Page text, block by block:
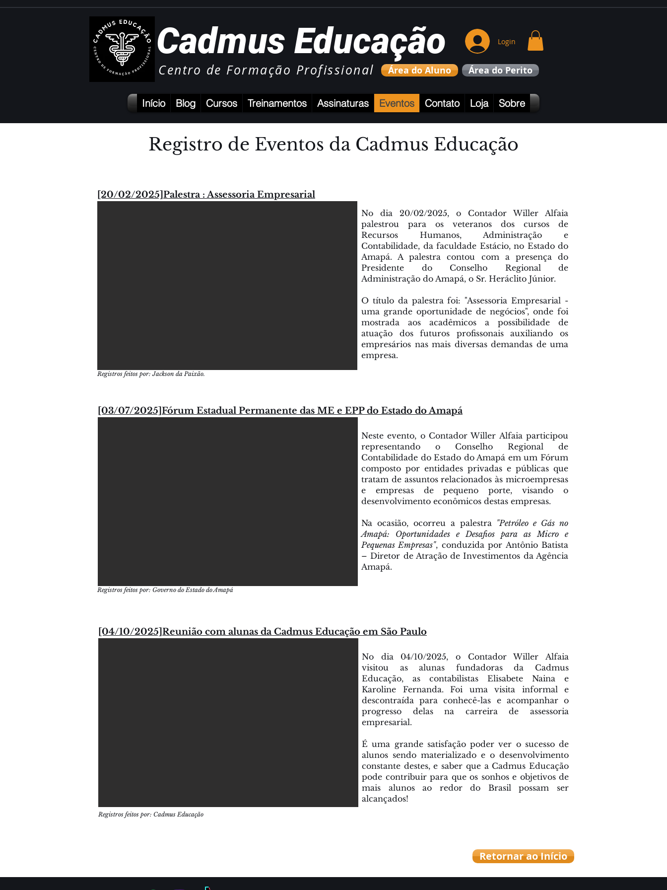
Cadmus Educação
Centro de Formação Profissional Área do Aluno
Login
Área do Perito
Início Blog Cursos Treinamentos Assinaturas Eventos Contato Loja Sobre
Registro de Eventos da Cadmus Educação
[20/02/2025]Palestra : Assessoria Empresarial
No dia 20/02/2025, o Contador Willer Alfaia
palestrou para os veteranos dos cursos de
Recursos Humanos, Administração e
Contabilidade, da faculdade Estácio, no Estado do
Amapá. A palestra contou com a presença do
Presidente do Conselho Regional de
Administração do Amapá, o Sr. Heráclito Júnior.
O título da palestra foi: "Assessoria Empresarial -
uma grande oportunidade de negócios", onde foi
mostrada aos acadêmicos a possibilidade de
atuação dos futuros profissonais auxiliando os
empresários nas mais diversas demandas de uma
empresa.
Registros feitos por: Jackson da Paixão.
[03/07/2025]Fórum Estadual Permanente das ME e EPP do Estado do Amapá
Neste evento, o Contador Willer Alfaia participou
representando o Conselho Regional de
Contabilidade do Estado do Amapá em um Fórum
composto por entidades privadas e públicas que
tratam de assuntos relacionados às microempresas
e empresas de pequeno porte, visando o
desenvolvimento econômicos destas empresas.
Na ocasião, ocorreu a palestra "Petróleo e Gás no
Amapá: Oportunidades e Desafios para as Micro e
Pequenas Empresas", conduzida por Antônio Batista
– Diretor de Atração de Investimentos da Agência
Amapá.
Registros feitos por: Governo do Estado do Amapá
[04/10/2025]Reunião com alunas da Cadmus Educação em São Paulo
No dia 04/10/2025, o Contador Willer Alfaia
visitou as alunas fundadoras da Cadmus
Educação, as contabilistas Elisabete Naina e
Karoline Fernanda. Foi uma visita informal e
descontraída para conhecê-las e acompanhar o
progresso delas na carreira de assessoria
empresarial.
É uma grande satisfação poder ver o sucesso de
alunos sendo materializado e o desenvolvimento
constante destes, e saber que a Cadmus Educação
pode contribuir para que os sonhos e objetivos de
mais alunos ao redor do Brasil possam ser
alcançados!
Registros feitos por: Cadmus Educação
Retornar ao Início